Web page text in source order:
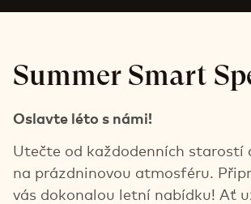
Summer Smart
Oslavte léto s námi!
Utečte od každodenních starostí
na prázdninovou atmosféru.
vás dokonalou letní nabídku! Ať